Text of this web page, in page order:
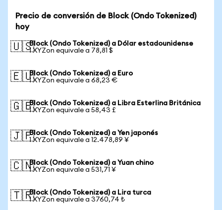
Precio de conversión de Block (Ondo Tokenized)
hoy
🇺🇸Block (Ondo Tokenized) a Dólar estadounidense
1 XYZon equivale a 78,81 $
🇪🇺Block (Ondo Tokenized) a Euro
1 XYZon equivale a 68,23 €
🇬🇧Block (Ondo Tokenized) a Libra Esterlina Británica
1 XYZon equivale a 58,43 £
🇯🇵Block (Ondo Tokenized) a Yen japonés
1 XYZon equivale a 12.478,89 ¥
🇨🇳Block (Ondo Tokenized) a Yuan chino
1 XYZon equivale a 531,71 ¥
🇹🇷Block (Ondo Tokenized) a Lira turca
1 XYZon equivale a 3760,74 ₺